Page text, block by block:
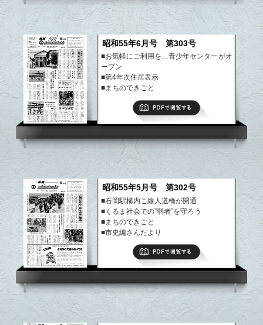
昭和55年6月号 第303号
■お気軽にご利用を…青少年センターがオ
ープン
■第4年次住居表示
■まちのできごと
■市史編さんだより
■期待される新しいエネルギー開発
昭和55年5月号 第302号
■石岡駅構内こ線人道橋が開通
■くるま社会での”弱者”を守ろう
■まちのできごと
■市史編さんだより
■期待される新しいエネルギー開発
PDFで閲覧する